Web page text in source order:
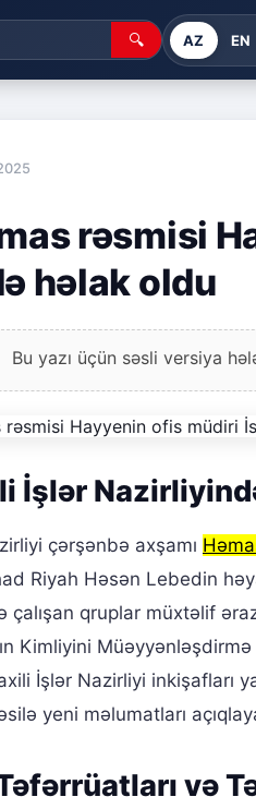
🔍 AZ EN
rəsmisi
həlak oldu
Bu yazı üçün səsli versiya
İşlər
çərşənbə axşamı
Riyah Həsən Lebedin
çalışan qruplar müxtəlif
Kimliyini
İşlər Nazirliyi inkişafları
yeni məlumatları
və